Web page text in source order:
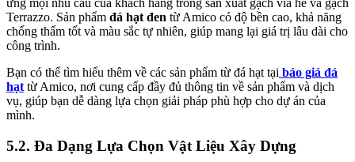
ứng mọi nhu cầu của khách hàng trong sản xuất gạch vỉa hè và gạch
Terrazzo. Sản phẩm đá hạt đen từ Amico có độ bền cao, khả năng
chống thấm tốt và màu sắc tự nhiên, giúp mang lại giá trị lâu dài cho
công trình.
Bạn có thể tìm hiểu thêm về các sản phẩm từ đá hạt tại báo giá đá
hạttừ Amico, nơi cung cấp đầy đủ thông tin về sản phẩm và dịch
vụ, giúp bạn dễ dàng lựa chọn giải pháp phù hợp cho dự án của
mình.
5.2. Đa Dạng Lựa Chọn Vật Liệu Xây Dựng